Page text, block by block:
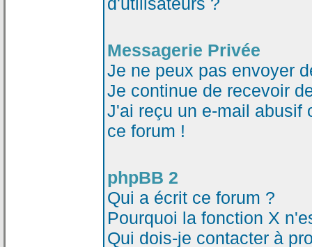
Messagerie Privée
Je ne peux pas envoyer
Je continue de recevoir
J'ai reçu un e-mail abusif
ce forum !
phpBB 2
Qui a écrit ce forum ?
Pourquoi la fonction X
Qui dois-je contacter à